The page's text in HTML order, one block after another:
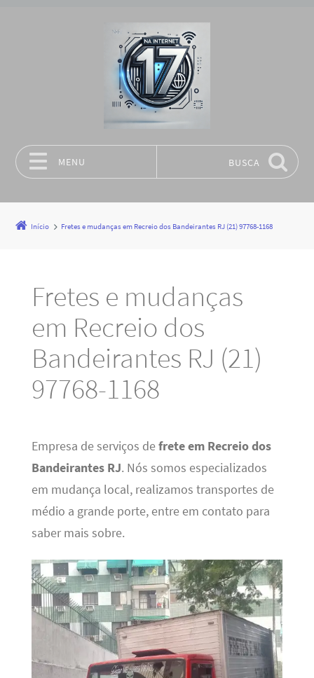
MENU BUSCA
Início Fretes e mudanças em Recreio dos Bandeirantes RJ (21) 97768-1168
Fretes e mudanças
em Recreio dos
Bandeirantes RJ (21)
97768-1168
Empresa de serviços defrete em Recreio dos
Bandeirantes RJ. Nós somos especializados
em mudança local, realizamos transportes de
médio a grande porte, entre em contato para
saber mais sobre.